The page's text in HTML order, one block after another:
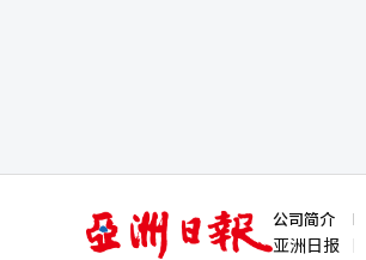
亚
洲
日
公司简介
亚洲日报